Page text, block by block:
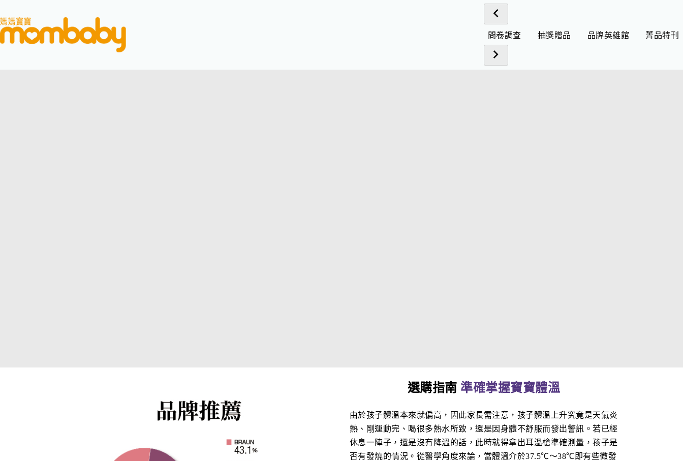
問卷調查 抽獎贈品 品牌英雄館 菁品特刊
選購指南 準確掌握寶寶體溫
由於孩子體溫本來就偏高，因此家長需注意，孩子體溫上升究竟是天氣炎
熱、剛運動完、喝很多熱水所致，還是因身體不舒服而發出警訊。若已經
休息一陣子，還是沒有降溫的話，此時就得拿出耳溫槍準確測量，孩子是
否有發燒的情況。從醫學角度來論，當體溫介於37.5℃～38℃即有些微發